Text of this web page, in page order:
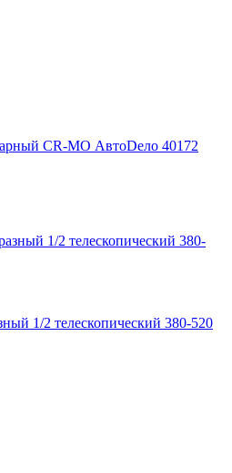
CR-MO АвтоDело 40172
1/2 телескопический 380-520